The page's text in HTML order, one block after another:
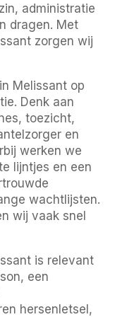
administratie
dragen. Met
zorgen wij
Melissant op
Denk aan
toezicht,
en
werken we
lijntjes en een
wachtlijsten.
wij vaak snel
is relevant
een
hersenletsel,